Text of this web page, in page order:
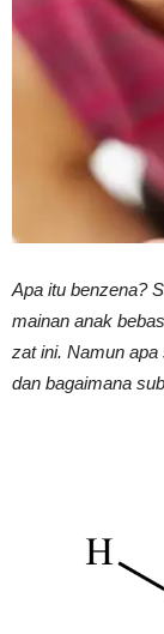
Vinyl
Kuat
Apa itu benzena?
mainan anak
zat ini. Namun
dan bagaimana